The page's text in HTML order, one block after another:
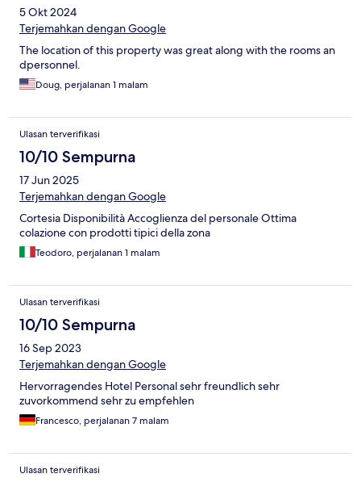
5 Okt 2024
Terjemahkan dengan Google
The location of this property was great along with the rooms an
dpersonnel.
Doug, perjalanan 1 malam
Ulasan terverifikasi
10/10 Sempurna
17 Jun 2025
Terjemahkan dengan Google
Cortesia Disponibilità Accoglienza del personale Ottima
colazione con prodotti tipici della zona
Teodoro, perjalanan 1 malam
Ulasan terverifikasi
10/10 Sempurna
16 Sep 2023
Terjemahkan dengan Google
Hervorragendes Hotel Personal sehr freundlich sehr
zuvorkommend sehr zu empfehlen
Francesco, perjalanan 7 malam
Ulasan terverifikasi